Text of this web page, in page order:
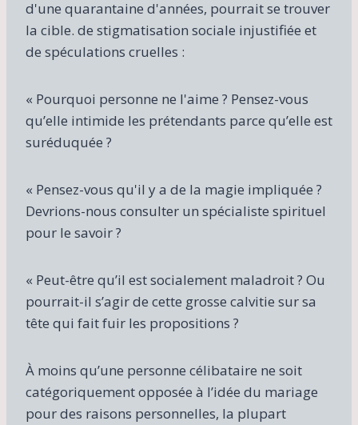
d'une quarantaine d'années, pourrait se trouver
la cible. de stigmatisation sociale injustifiée et
de spéculations cruelles :
« Pourquoi personne ne l'aime ? Pensez-vous
qu’elle intimide les prétendants parce qu’elle est
suréduquée ?
« Pensez-vous qu'il y a de la magie impliquée ?
Devrions-nous consulter un spécialiste spirituel
pour le savoir ?
« Peut-être qu’il est socialement maladroit ? Ou
pourrait-il s’agir de cette grosse calvitie sur sa
tête qui fait fuir les propositions ?
À moins qu’une personne célibataire ne soit
catégoriquement opposée à l’idée du mariage
pour des raisons personnelles, la plupart